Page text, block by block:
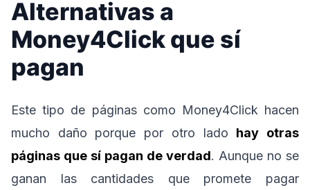
Alternativas a
Money4Click que sí
pagan
Este tipo de páginas como Money4Click hacen
mucho daño porque por otro lado hay otras
páginas que sí pagan de verdad. Aunque no se
ganan las cantidades que promete pagar